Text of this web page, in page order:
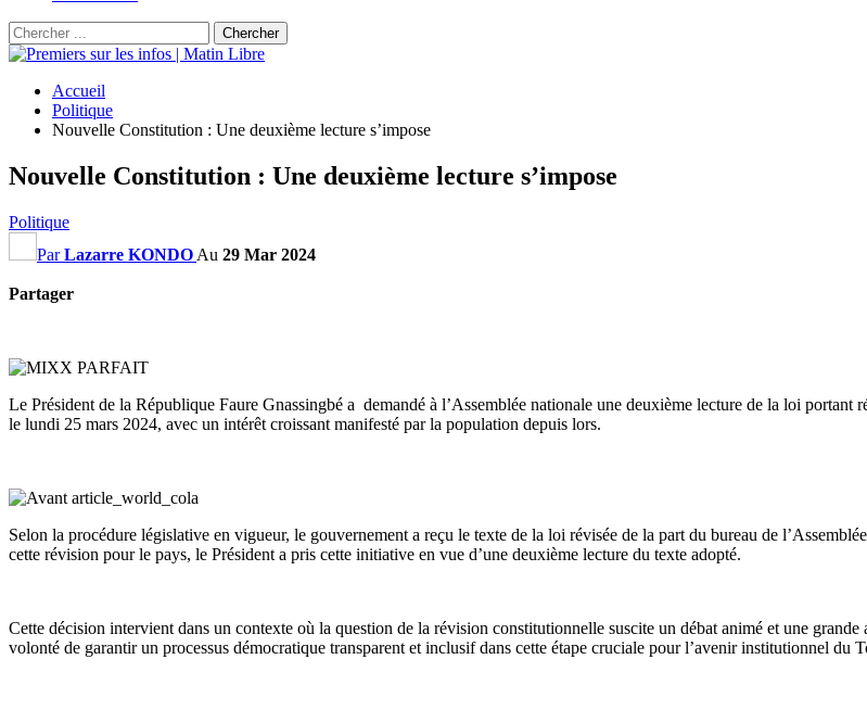
Accueil
Politique
Nouvelle Constitution : Une deuxième lecture s’impose
Nouvelle Constitution : Une deuxième lecture s’impose
Politique
ParLazarre KONDO Au 29 Mar 2024
Partager
Le Président de la République Faure Gnassingbé a demandé à l’Assemblée nationale une deuxième lecture de la loi
le lundi 25 mars 2024, avec un intérêt croissant manifesté par la population depuis lors.
Selon la procédure législative en vigueur, le gouvernement a reçu le texte de la loi révisée de la part du bureau de
cette révision pour le pays, le Président a pris cette initiative en vue d’une deuxième lecture du texte adopté.
Cette décision intervient dans un contexte où la question de la révision constitutionnelle suscite un débat animé et une
volonté de garantir un processus démocratique transparent et inclusif dans cette étape cruciale pour l’avenir institutionnel du